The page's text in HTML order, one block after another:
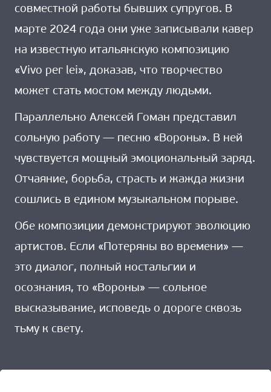
совместной работы бывших супругов. В
марте 2024 года они уже записывали кавер
на известную итальянскую композицию
«Vivo per lei», доказав, что творчество
может стать мостом между людьми.
Параллельно Алексей Гоман представил
сольную работу — песню «Вороны». В ней
чувствуется мощный эмоциональный заряд.
Отчаяние, борьба, страсть и жажда жизни
сошлись в едином музыкальном порыве.
Обе композиции демонстрируют эволюцию
артистов. Если «Потеряны во времени» —
это диалог, полный ностальгии и
осознания, то «Вороны» — сольное
высказывание, исповедь о дороге сквозь
тьму к свету.